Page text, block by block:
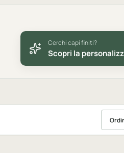
Cerchi capi finiti?
Scopri la